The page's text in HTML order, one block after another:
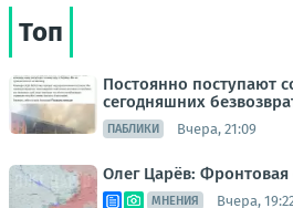
Топ
Постоянно поступают
сегодняшних
ПАБЛИКИ Вчера, 21:09
Олег Царёв: Фронтовая
МНЕНИЯ Вчера,